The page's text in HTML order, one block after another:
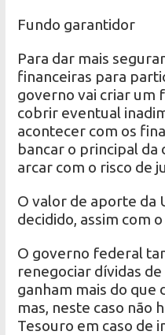
Fundo garantidor
Para dar mais
financeiras para
governo vai criar um
cobrir eventual
acontecer com os
bancar o principal da
arcar com o risco de
O valor de aporte da
decidido, assim com
O governo federal
renegociar dívidas
ganham mais do que
mas, neste caso não
Tesouro em caso de